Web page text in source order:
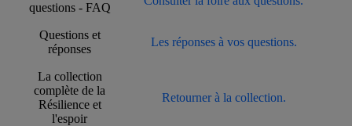
questions - FAQ
Questions et
réponses
Les réponses à vos questions.
La collection
complète de la
Résilience et
l'espoir
Retourner à la collection.